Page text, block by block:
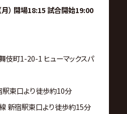
開場18:15 試合開始19:00
町1-20-1 ヒューマックスパ
駅東口より徒歩約10分
駅東口より徒歩約15分